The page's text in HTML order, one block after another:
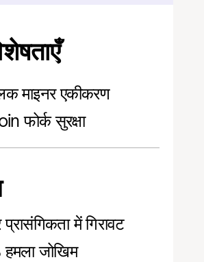
माइनर एकीकरण
फोर्क सुरक्षा
प्रासंगिकता में गिरावट
जोखिम